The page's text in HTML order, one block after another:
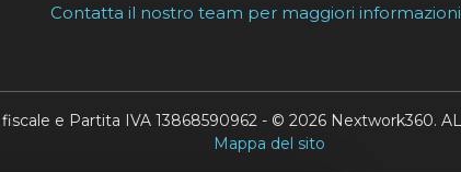
Contatta il nostro team per maggiori informazioni
e Partita IVA 13868590962 - © 2026 Nextwork360.
Mappa del sito